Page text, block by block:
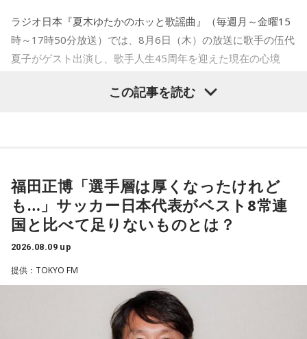
ラジオ日本『夏木ゆたかのホッと歌謡曲』（毎週月～金曜15
時～17時50分放送）では、8月6日（木）の放送に歌手の伍代
夏子がゲスト出演し、歌手人生45周年を迎えた現在の心境
ることを明かした。また、歌手はレコーディングを終えた
後、自分自身が“演出家”となって楽曲を育てていく仕事でもあ
ると語り、長年培ってきた表現者としての思いを語った。
ューから間もなく所属レコード会社がなくなり、「どこへ行
けばいいの？」と途方に暮れたことや、芸名を何度も変えな
がら挑戦を続けてきた日々を振り返る。それでも諦めずに歌
い続けた経験が、45周年記念シングル「露天の花」に込めた
この記事を読む
福田正博「選手層は厚くなったけれど
も…」サッカー日本代表がベスト8常連
国と比べて足りないものとは？
2026.08.09 up
提供：TOKYO FM